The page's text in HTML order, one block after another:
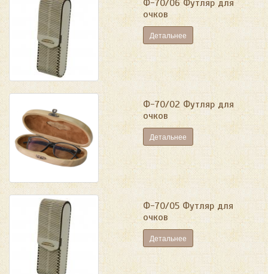
Ф-70/06 Футляр для
очков
Детальнее
Ф-70/02 Футляр для
очков
Детальнее
Ф-70/05 Футляр для
очков
Детальнее